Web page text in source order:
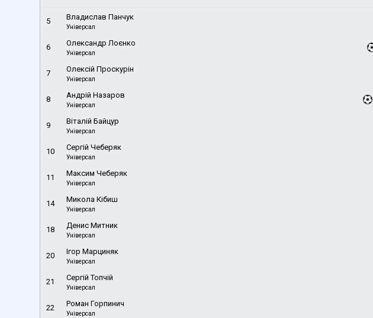
5 Владислав Панчук
Універсал
6 Олександр Лоєнко
Універсал
7 Олексій Проскурін
Універсал
8 Андрій Назаров
Універсал
9 Віталій Байцур
Універсал
10 Сергій Чеберяк
Універсал
11 Максим Чеберяк
Універсал
14 Микола Кібиш
Універсал
18 Денис Митник
Універсал
20 Ігор Марциняк
Універсал
21 Сергій Топчій
Універсал
22 Роман Горпинич
Універсал